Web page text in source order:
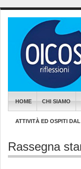
HOME CHI SIAMO
ATTIVITÀ ED OSPITI
Rassegna